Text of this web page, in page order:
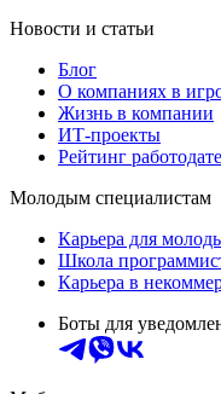
Новости и статьи
Блог
О компаниях в
Жизнь в компании
ИТ-проекты
Рейтинг
Молодым специалистам
Карьера для
Школа
Карьера в
Боты для